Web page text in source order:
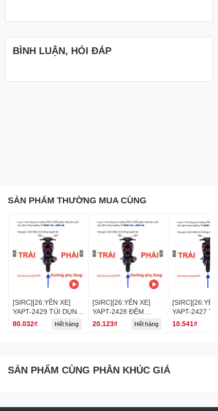
BÌNH LUẬN, HỎI ĐÁP
SẢN PHẨM THƯỜNG MUA CÙNG
[SIRC][26:YÊN XE]
YAPT-2429 TÚI DỤNG
CỤ SIRIUS RC-
T110LE (28)-[Yamaha]
80.032₫ Hết hàng
[SIRC][26:YÊN XE]
YAPT-2428 ĐỆM
SIRIUS RC-T110LE
20.123₫ Hết hàng
YAPT-2427
VỆ SIRIUS
10.541₫
SẢN PHẨM CÙNG PHÂN KHÚC GIÁ